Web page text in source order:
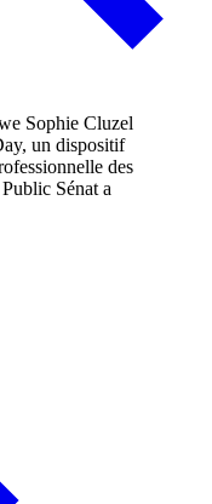
un dispositif
des
Sénat a